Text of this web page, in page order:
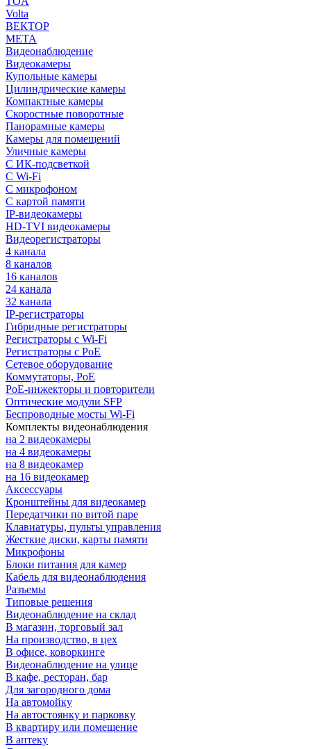
Volta
ВЕКТОР
МЕТА
Видеонаблюдение
Видеокамеры
Купольные камеры
Цилиндрические камеры
Компактные камеры
Скоростные поворотные
Панорамные камеры
Камеры для помещений
Уличные камеры
С ИК-подсветкой
С Wi-Fi
С микрофоном
С картой памяти
IP-видеокамеры
HD-TVI видеокамеры
Видеорегистраторы
4 канала
8 каналов
16 каналов
24 канала
32 канала
IP-регистраторы
Гибридные регистраторы
Регистраторы с Wi-Fi
Регистраторы с PoE
Сетевое оборудование
Коммутаторы, PoE
PoE-инжекторы и повторители
Оптические модули SFP
Беспроводные мосты Wi-Fi
Комплекты видеонаблюдения
на 2 видеокамеры
на 4 видеокамеры
на 8 видеокамер
на 16 видеокамер
Аксессуары
Кронштейны для видеокамер
Передатчики по витой паре
Клавиатуры, пульты управления
Жесткие диски, карты памяти
Микрофоны
Блоки питания для камер
Кабель для видеонаблюдения
Разъемы
Типовые решения
Видеонаблюдение на склад
В магазин, торговый зал
На производство, в цех
В офисе, коворкинге
Видеонаблюдение на улице
В кафе, ресторан, бар
Для загородного дома
На автомойку
На автостоянку и парковку
В квартиру или помещение
В аптеку